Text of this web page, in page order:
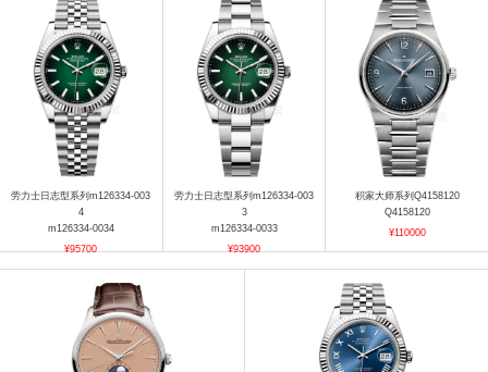
劳力士日志型系列m126334-003
4
m126334-0034
¥95700
劳力士日志型系列m126334-003
3
m126334-0033
¥93900
积家大师系列Q4158120
Q4158120
¥110000